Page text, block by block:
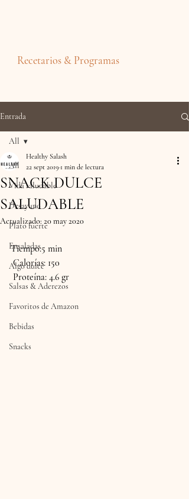
Recetarios & Programas
Entrada
All
Vida saludable
Desayuno
Plato fuerte
Ensaladas
Algo dulce
Salsas & Aderezos
Favoritos de Amazon
Bebidas
Snacks
All
SNACK DULCE
SALUDABLE
Healthy Salash
22 sept 2019 1 min de lectura
Actualizado: 20 may 2020
Tiempo:5 min
Calorías: 150
Proteína: 4.6 gr